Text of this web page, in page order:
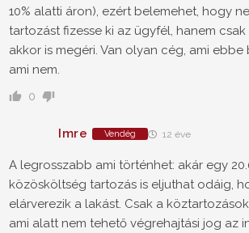
10% alatti áron), ezért belemehet, hogy
tartozást fizesse ki az ügyfél, hanem
akkor is megéri. Van olyan cég, ami ebbe
ami nem.
0
Imre Vendég 12 éve
A legrosszabb ami történhet: akár egy
közösköltség tartozás is eljuthat odáig,
elárverezik a lakást. Csak a
ami alatt nem tehető végrehajtási jog az